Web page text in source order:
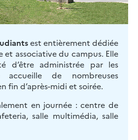
est entièrement dédiée
et associative du campus. Elle
d’être administrée par les
accueille de nombreuses
fin d’après-midi et soirée.
en journée : centre de
salle multimédia, salle